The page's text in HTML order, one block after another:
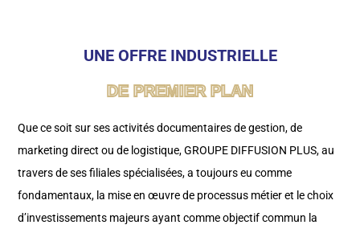
UNE OFFRE INDUSTRIELLE
DE PREMIER PLAN
Que ce soit sur ses activités documentaires de gestion, de
marketing direct ou de logistique, GROUPE DIFFUSION PLUS, au
travers de ses filiales spécialisées, a toujours eu comme
fondamentaux, la mise en œuvre de processus métier et le choix
d’investissements majeurs ayant comme objectif commun la